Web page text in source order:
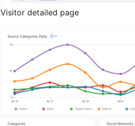
Visitor detailed page